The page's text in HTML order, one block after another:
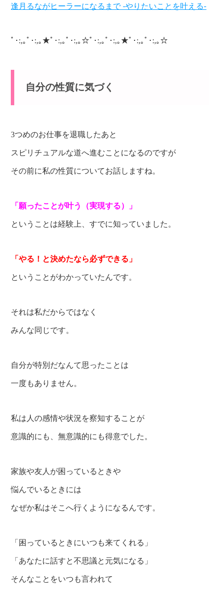
逢月るながヒーラーになるまで -やりたいことを叶える-
ﾟ･:,｡ﾟ･:,｡★ﾟ･:,｡ﾟ･:,｡☆ﾟ･:,｡ﾟ･:,｡★ﾟ･:,｡ﾟ･:,｡☆
自分の性質に気づく
3つめのお仕事を退職したあと
スピリチュアルな道へ進むことになるのですが
その前に私の性質についてお話しますね。
「願ったことが叶う（実現する）」
ということは経験上、すでに知っていました。
「やる！と決めたなら必ずできる」
ということがわかっていたんです。
それは私だからではなく
みんな同じです。
自分が特別だなんて思ったことは
一度もありません。
私は人の感情や状況を察知することが
意識的にも、無意識的にも得意でした。
家族や友人が困っているときや
悩んでいるときには
なぜか私はそこへ行くようになるんです。
「困っているときにいつも来てくれる」
「あなたに話すと不思議と元気になる」
そんなことをいつも言われて